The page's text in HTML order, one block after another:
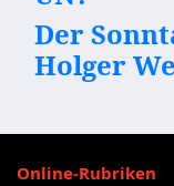
Der
Holger
Online-Rubriken